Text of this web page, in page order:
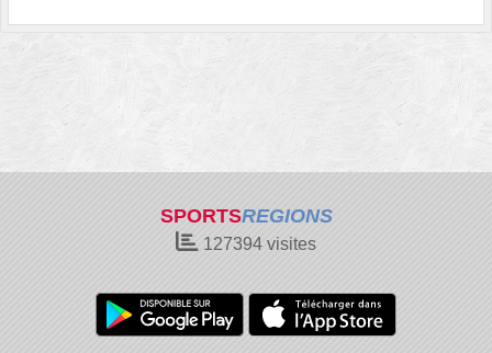
SPORTSREGIONS
127394 visites